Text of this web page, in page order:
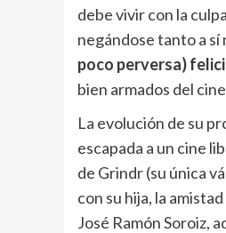
debe vivir con la
negándose tanto a sí
poco perversa)
bien armados del
La evolución de su
escapada a un cine
de Grindr (su única
con su hija, la
José Ramón Soroiz,